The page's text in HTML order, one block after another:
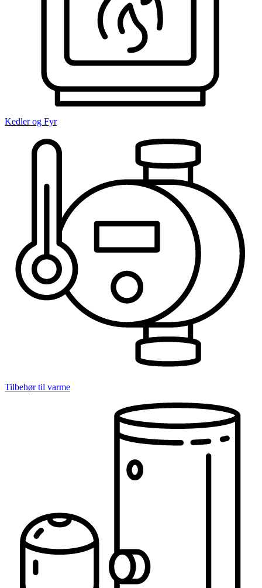
Kedler og Fyr
Tilbehør til varme